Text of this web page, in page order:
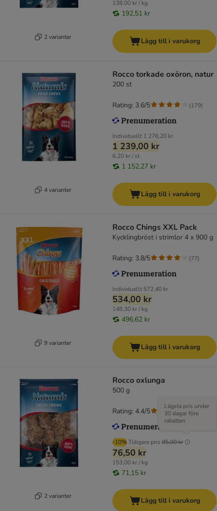
2 varianter
138,00 kr / kg
192,51 kr
Lägg till i varukorg
4 varianter
Rocco torkade oxöron, natur
200 st
Individuellt 1 276,20 kr
1 239,00 kr
6,20 kr / st
1 152,27 kr
Rating: 3.6/5 (179)
Lägg till i varukorg
9 varianter
Rocco Chings XXL Pack
Kycklingbröst i strimlor 4 x 900 g
Individuellt 572,40 kr
534,00 kr
148,30 kr / kg
496,62 kr
Rating: 3.8/5 (77)
Lägg till i varukorg
2 varianter
Rocco oxlunga
500 g
-10%Tidigare pris 85,00 kr
Lägsta pris under
30 dagar före
rabatten
76,50 kr
153,00 kr / kg
71,15 kr
Rating: 4.4/5 (7)
Lägg till i varukorg